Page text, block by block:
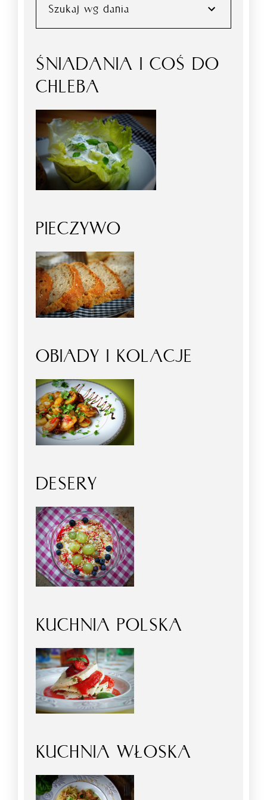
Szukaj wg dania
ŚNIADANIA I COŚ DO
CHLEBA
PIECZYWO
OBIADY I KOLACJE
DESERY
KUCHNIA POLSKA
KUCHNIA WŁOSKA